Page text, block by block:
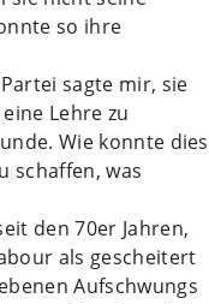
so ihre
sagte mir, sie
Lehre zu
Wie konnte dies
schaffen, was
den 70er Jahren,
als gescheitert
Aufschwungs